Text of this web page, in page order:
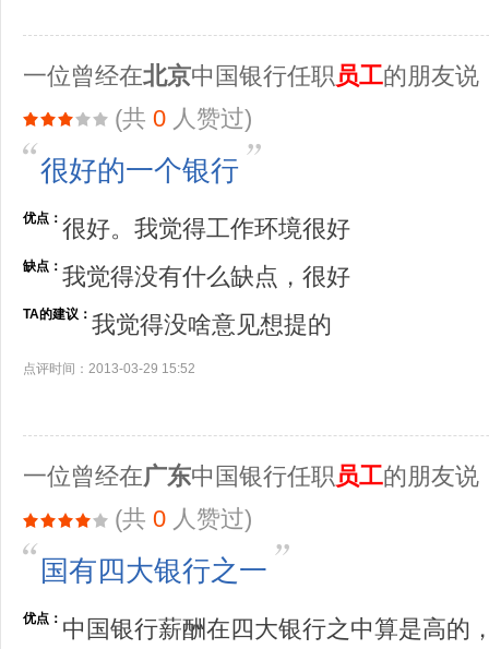
一位曾经在北京中国银行任职 员工的朋友说
(共 0 人赞过)
很好的一个银行
优点： 很好。我觉得工作环境很好
缺点： 我觉得没有什么缺点，很好
TA的建议： 我觉得没啥意见想提的
点评时间：2013-03-29 15:52
一位曾经在广东中国银行任职 员工的朋友说
(共 0 人赞过)
国有四大银行之一
优点： 中国银行薪酬在四大银行之中算是高的